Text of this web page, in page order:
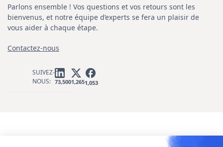
Parlons ensemble ! Vos questions et vos retours sont les
bienvenus, et notre équipe d’experts se fera un plaisir de
vous aider à chaque étape.
Contactez-nous
SUIVEZ-
NOUS: 73,5001,2651,053